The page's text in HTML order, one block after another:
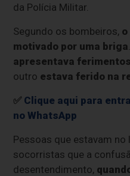
da Polícia Militar.
Segundo os bombeiros,
motivado por uma briga
apresentava
outro estava ferido na
✅ Clique aqui para
no WhatsApp
Pessoas que estavam
socorristas que a
desentendimento,